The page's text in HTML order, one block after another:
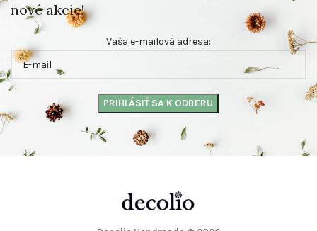
nové akcie!
Vaša e-mailová adresa: